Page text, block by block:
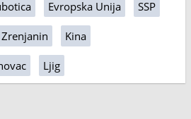
Evropska Unija SSP
Zrenjanin Kina
Ljig